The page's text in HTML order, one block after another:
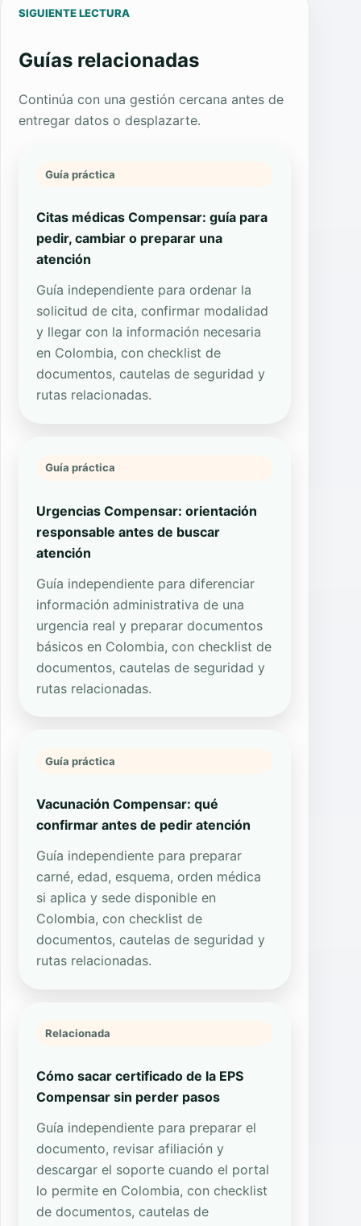
SIGUIENTE LECTURA
Guías relacionadas
Continúa con una gestión cercana antes de
entregar datos o desplazarte.
Guía práctica
Citas médicas Compensar: guía para
pedir, cambiar o preparar una
atención
Guía independiente para ordenar la
solicitud de cita, confirmar modalidad
y llegar con la información necesaria
en Colombia, con checklist de
documentos, cautelas de seguridad y
rutas relacionadas.
Guía práctica
Urgencias Compensar: orientación
responsable antes de buscar
atención
Guía independiente para diferenciar
información administrativa de una
urgencia real y preparar documentos
básicos en Colombia, con checklist de
documentos, cautelas de seguridad y
rutas relacionadas.
Guía práctica
Vacunación Compensar: qué
confirmar antes de pedir atención
Guía independiente para preparar
carné, edad, esquema, orden médica
si aplica y sede disponible en
Colombia, con checklist de
documentos, cautelas de seguridad y
rutas relacionadas.
Relacionada
Cómo sacar certificado de la EPS
Compensar sin perder pasos
Guía independiente para preparar el
documento, revisar afiliación y
descargar el soporte cuando el portal
lo permite en Colombia, con checklist
de documentos, cautelas de